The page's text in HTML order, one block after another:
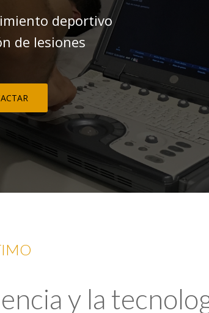
deportivo
de lesiones
y la